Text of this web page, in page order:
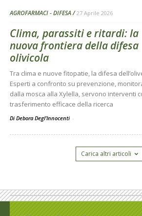
AGROFARMACI - DIFESA 27 Aprile 2026
Clima, parassiti e ritardi: la
nuova frontiera della difesa
olivicola
Tra clima e nuove fitopatie, la difesa
Esperti a confronto su prevenzione,
dalla mosca alla Xylella, servono interventi
trasferimento efficace della ricerca
Di Debora Degl’Innocenti -
Carica altri articoli